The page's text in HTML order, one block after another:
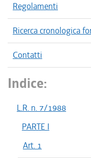
Regolamenti
Ricerca cronologica
Contatti
Indice:
L.R. n. 7/1988
PARTE I
Art. 1